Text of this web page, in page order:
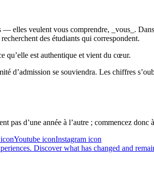
— elles veulent vous comprendre, _vous_.
des étudiants qui correspondent.
qu’elle est authentique et vient du cœur.
d’admission se souviendra. Les chiffres
pas d’une année à l’autre ; commencez donc
iconInstagram icon
Discover what has changed and